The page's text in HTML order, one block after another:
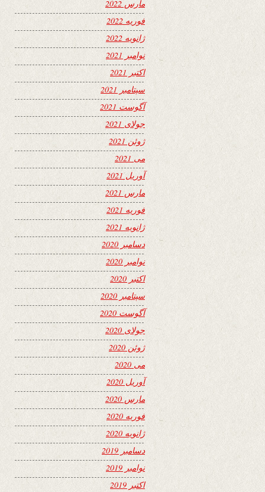
مارس 2022
فوریه 2022
ژانویه 2022
نوامبر 2021
اکتبر 2021
سپتامبر 2021
آگوست 2021
جولای 2021
ژوئن 2021
می 2021
آوریل 2021
مارس 2021
فوریه 2021
ژانویه 2021
دسامبر 2020
نوامبر 2020
اکتبر 2020
سپتامبر 2020
آگوست 2020
جولای 2020
ژوئن 2020
می 2020
آوریل 2020
مارس 2020
فوریه 2020
ژانویه 2020
دسامبر 2019
نوامبر 2019
اکتبر 2019